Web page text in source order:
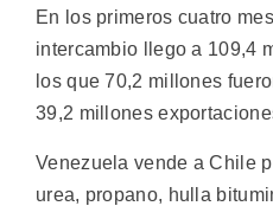
En los primeros cuatro
intercambio llego a 109,4
los que 70,2 millones
39,2 millones
Venezuela vende a Chile
urea, propano, hulla